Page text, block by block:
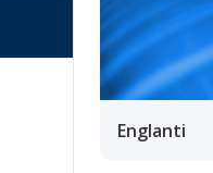
Englanti